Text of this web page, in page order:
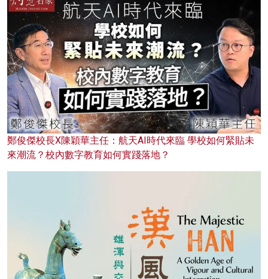
鄭俊傑校長X陳穎華主任：航天AI時代來臨 學校如何緊貼未
來潮流？校內數字教育如何實踐落地？